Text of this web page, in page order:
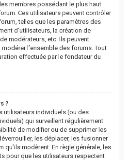
membres possédant le plus haut
Ces utilisateurs peuvent contrôler
telles que les paramètres des
d’utilisateurs, la création de
modérateurs, etc. Ils peuvent
l’ensemble des forums. Tout
effectuée par le fondateur du
?
utilisateurs individuels (ou des
qui surveillent régulièrement
de modifier ou de supprimer les
les déplacer, les fusionner
qu’ils modèrent. En règle générale, les
pour que les utilisateurs respectent